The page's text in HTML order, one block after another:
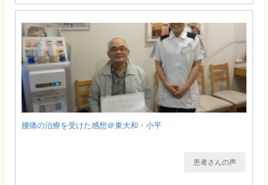
腰痛の治療を受けた感想＠東大和・小平
患者さんの声